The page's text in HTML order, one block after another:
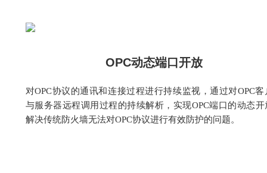
OPC动态端口开放
对OPC协议的通讯和连接过程进行持续监视，通过对OPC客
与服务器远程调用过程的持续解析，实现OPC端口的动态开
解决传统防火墙无法对OPC协议进行有效防护的问题。